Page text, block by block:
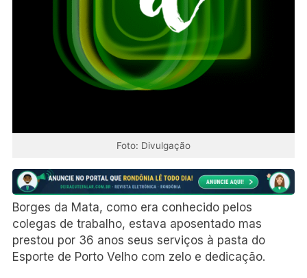
Foto: Divulgação
Borges da Mata, como era conhecido pelos
colegas de trabalho, estava aposentado mas
prestou por 36 anos seus serviços à pasta do
Esporte de Porto Velho com zelo e dedicação.